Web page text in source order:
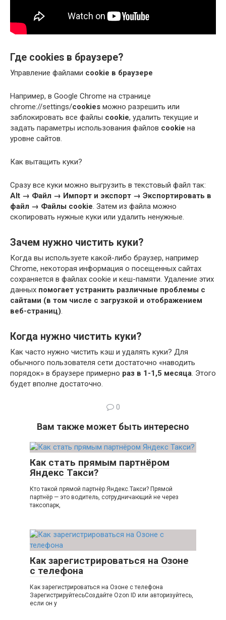
Где cookies в браузере?
Управление файлами cookie в браузере
Например, в Google Chrome на странице
chrome://settings/cookies можно разрешить или
заблокировать все файлы cookie, удалить текущие и
задать параметры использования файлов cookie на
уровне сайтов.
Как вытащить куки?
Сразу все куки можно выгрузить в текстовый файл так:
Alt → Файл → Импорт и экспорт → Экспортировать в
файл → Файлы cookie. Затем из файла можно
скопировать нужные куки или удалить ненужные.
Зачем нужно чистить куки?
Когда вы используете какой-либо браузер, например
Chrome, некоторая информация о посещенных сайтах
сохраняется в файлах cookie и кеш-памяти. Удаление этих
данных помогает устранить различные проблемы с
сайтами (в том числе с загрузкой и отображением
веб-страниц).
Когда нужно чистить куки?
Как часто нужно чистить кэш и удалять куки? Для
обычного пользователя сети достаточно «наводить
порядок» в браузере примерно раз в 1-1,5 месяца. Этого
будет вполне достаточно.
0
Вам также может быть интересно
Как стать прямым партнёром
Яндекс Такси?
Кто такой прямой партнёр Яндекс.Такси? Прямой
партнёр — это водитель, сотрудничающий не через
таксопарк,
Как зарегистрироваться на Озоне
с телефона
Как зарегистрироваться на Озоне с телефона
ЗарегистрируйтесьСоздайте Ozon ID или авторизуйтесь,
если он у